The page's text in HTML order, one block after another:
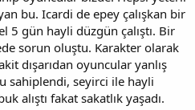
bu. Icardi de epey çalışkan bir
5 gün hayli düzgün çalıştı. Bir
sorun oluştu. Karakter olarak
dışarıdan oyuncular yanlış
sahiplendi, seyirci ile hayli
alıştı fakat sakatlık yaşadı.